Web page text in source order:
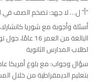
“أ” ل… لا جهد: تضخم الصف في
البالغة من
لطلاب المدارس الثانوية
بتعليم الديمقراطية من خلال